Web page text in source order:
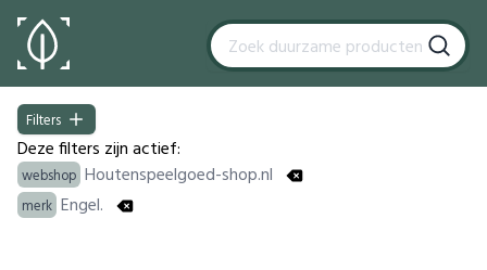
Filters
Filters
Deze filters zijn actief:
webshop Houtenspeelgoed-shop.nl
merk Engel.